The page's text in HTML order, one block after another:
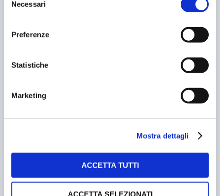
delNecessari
Preferenze
Statistiche
Marketing
Mostra dettagli
ACCETTA TUTTI
ACCETTA SELEZIONATI